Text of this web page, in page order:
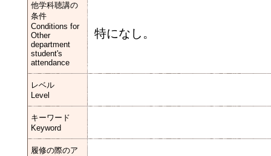
他学科聴講の
条件
Conditions for
Other
department
student's
attendance
特になし。
レベル
Level
キーワード
Keyword
履修の際のア